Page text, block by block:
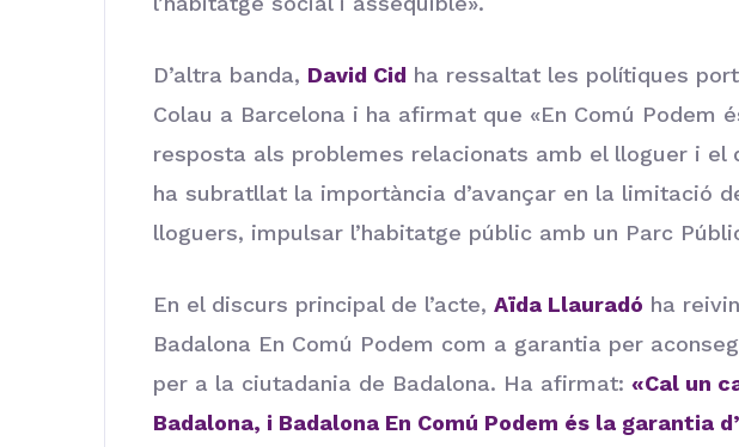
D’altra banda, David Cid ha ressaltat les polítiques
Colau a Barcelona i ha afirmat que «En Comú Podem
resposta als problemes relacionats amb el lloguer i el
ha subratllat la importància d’avançar en la limitació
lloguers, impulsar l’habitatge públic amb un Parc
En el discurs principal de l’acte, Aïda Llauradó ha
Badalona En Comú Podem com a garantia per
per a la ciutadania de Badalona. Ha afirmat: «Cal un
Badalona, i Badalona En Comú Podem és la garantia